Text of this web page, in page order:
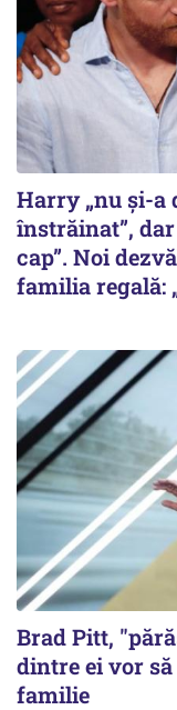
Harry „nu și-a
înstrăinat”,
cap”. Noi
familia regală:
Brad Pitt,
dintre ei vor
familie